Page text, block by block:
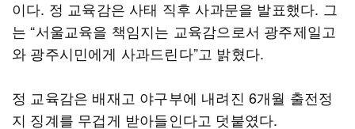
이다. 정 교육감은 사태 직후 사과문을 발표했다. 그
는 “서울교육을 책임지는 교육감으로서 광주제일고
와 광주시민에게 사과드린다”고 밝혔다.
정 교육감은 배재고 야구부에 내려진 6개월 출전정
지 징계를 무겁게 받아들인다고 덧붙였다.